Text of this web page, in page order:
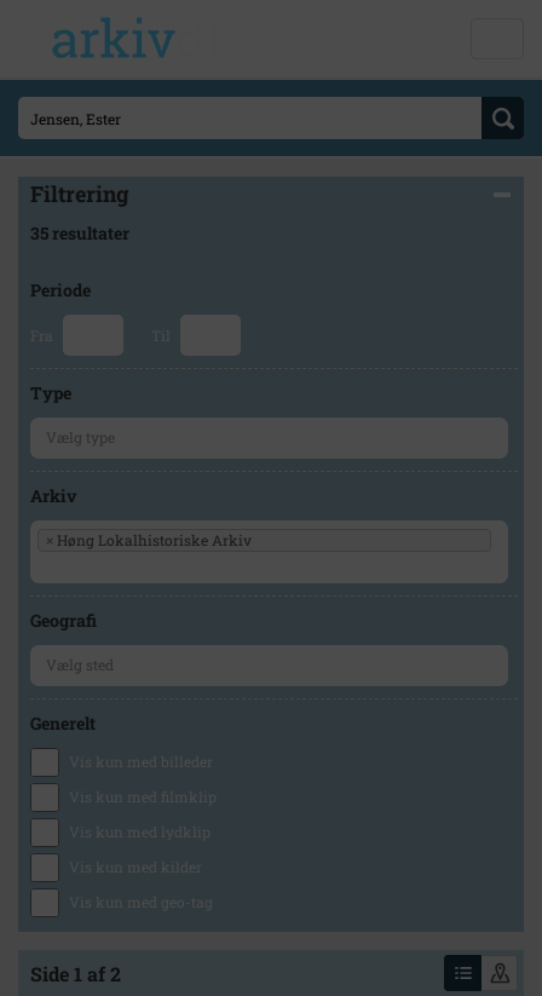
Filtrering
35 resultater
Periode
Fra Til
Type
Arkiv
× Høng Lokalhistoriske Arkiv
Geografi
Generelt
Vis kun med billeder
Vis kun med filmklip
Vis kun med lydklip
Vis kun med kilder
Vis kun med geo-tag
Side 1 af 2